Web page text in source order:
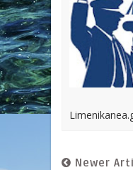
Newer